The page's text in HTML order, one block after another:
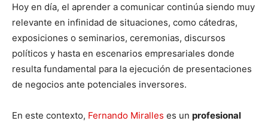
Hoy en día, el aprender a comunicar continúa siendo muy
relevante en infinidad de situaciones, como cátedras,
exposiciones o seminarios, ceremonias, discursos
políticos y hasta en escenarios empresariales donde
resulta fundamental para la ejecución de presentaciones
de negocios ante potenciales inversores.
En este contexto, Fernando Miralles es un profesional